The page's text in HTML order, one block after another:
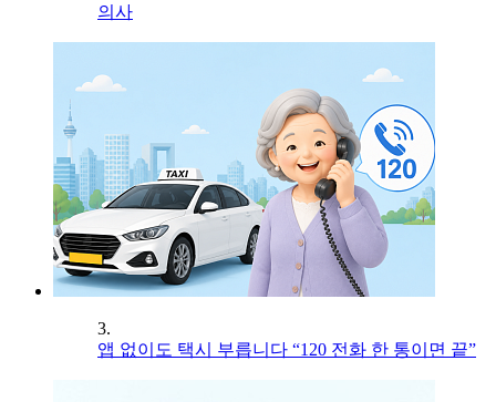
의사
3.
앱 없이도 택시 부릅니다 “120 전화 한 통이면 끝”